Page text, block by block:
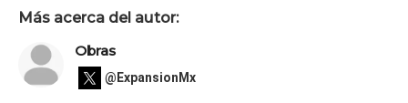
Más acerca del autor:
Obras
@ExpansionMx